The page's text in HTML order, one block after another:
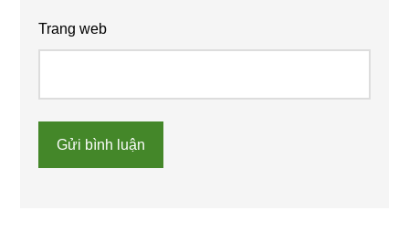
Trang web